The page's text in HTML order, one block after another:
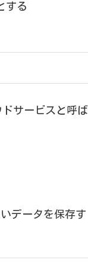
する
サービスと呼ば
データを保存す